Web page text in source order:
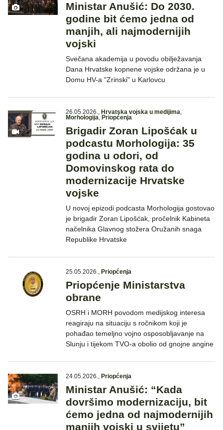
Ministar Anušić: Do 2030.
godine bit ćemo jedna od
manjih, ali najmodernijih
vojski
Svečana akademija u povodu obilježavanja
Dana Hrvatske kopnene vojske održana je u
Domu HV-a "Zrinski" u Karlovcu
26.05.2026., Hrvatska vojska u medijima,
Morhologija, Priopćenja
Brigadir Zoran Lipošćak u
podcastu Morhologija: 35
godina u odori, od
Domovinskog rata do
modernizacije Hrvatske
vojske
U novoj epizodi podcasta Morhologija gostovao
je brigadir Zoran Lipošćak, pročelnik Kabineta
načelnika Glavnog stožera Oružanih snaga
Republike Hrvatske
25.05.2026., Priopćenja
Priopćenje Ministarstva
obrane
OSRH i MORH povodom medijskog interesa
reagiraju na situaciju s ročnikom koji je
pohađao temeljno vojno osposobljavanje na
Slunju i tijekom TVO-a obolio od gnojne angine
24.05.2026., Priopćenja
Ministar Anušić: “Kada
dovršimo modernizaciju, bit
ćemo jedna od najmodernijih
manjih vojski u svijetu”